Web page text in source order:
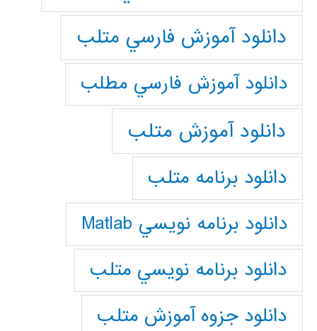
دانلود آموزش فارسي متلب
دانلود آموزش فارسي مطلب
دانلود آموزش متلب
دانلود برنامه متلب
دانلود برنامه نويسي Matlab
دانلود برنامه نويسي متلب
دانلود جزوه آموزش متلب